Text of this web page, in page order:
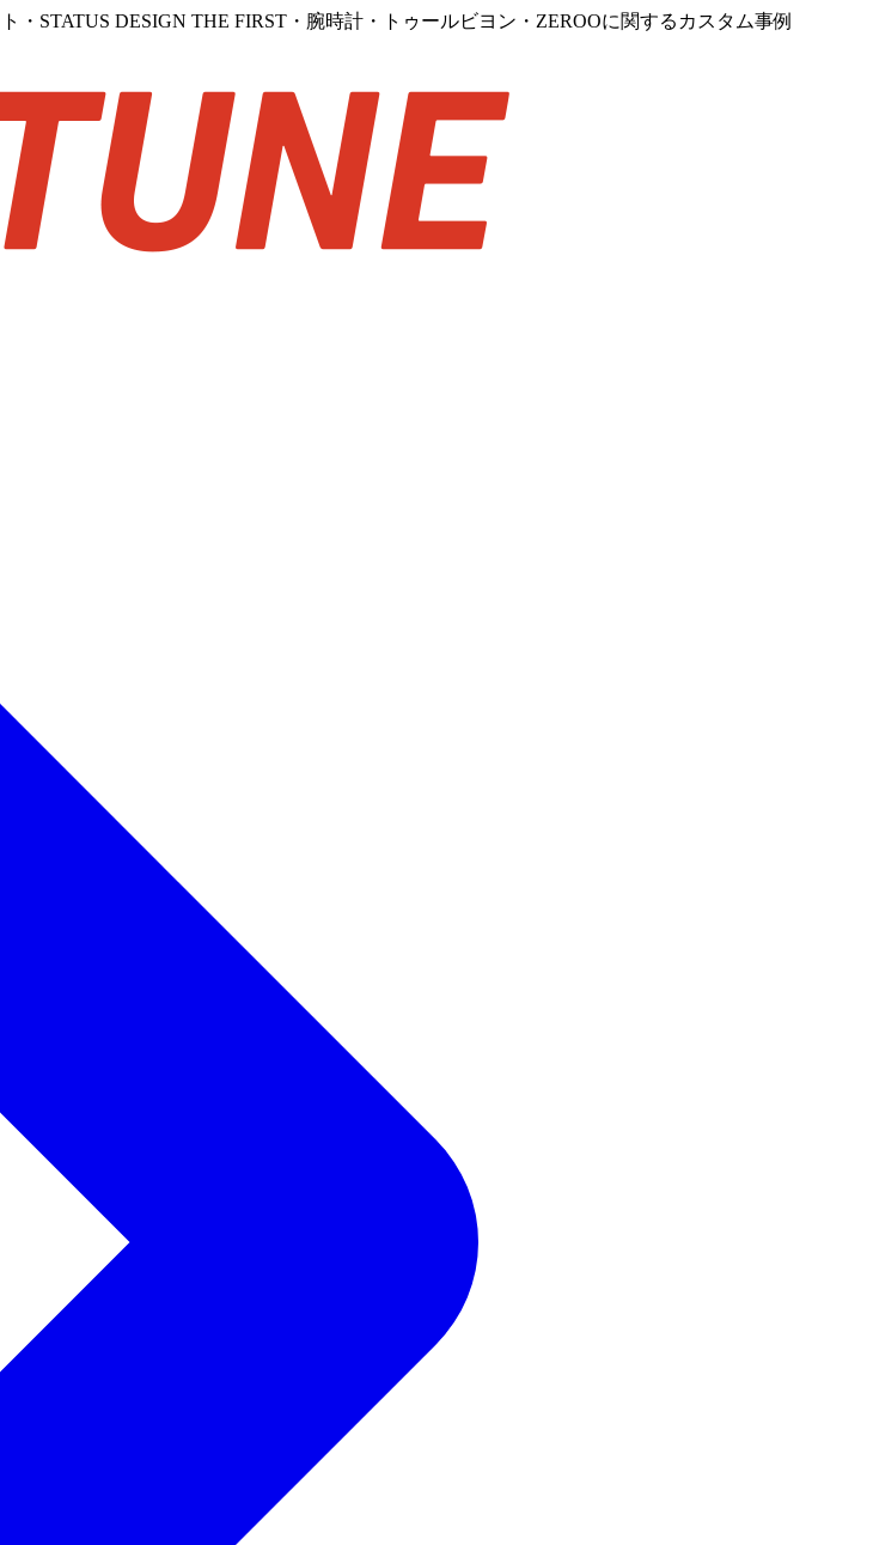
STATUS DESIGN THE FIRST・腕時計・トゥールビヨン・ZEROOに関するカスタム事例